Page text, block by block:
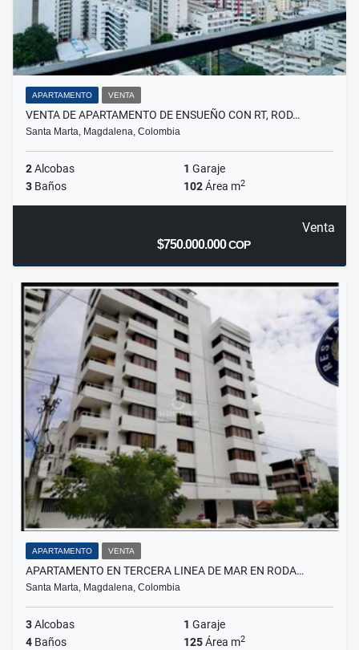
APARTAMENTO VENTA
VENTA DE APARTAMENTO DE ENSUEÑO CON RT, ROD…
Santa Marta, Magdalena, Colombia
2Alcobas 1 Garaje
3 Baños 102Área m2
Venta
$750.000.000COP
APARTAMENTO VENTA
APARTAMENTO EN TERCERA LINEA DE MAR EN RODA…
Santa Marta, Magdalena, Colombia
3Alcobas 1 Garaje
4 Baños 125Área m2